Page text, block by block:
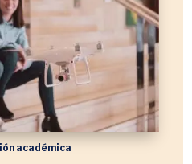
académica